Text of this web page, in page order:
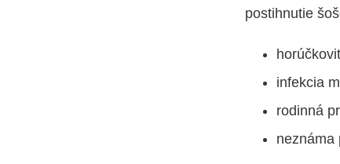
postihnutie
infekcia
rodinná
neznáma